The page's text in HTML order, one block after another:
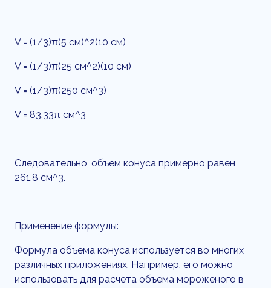
V = (1/3)π(5 см)^2(10 см)
V = (1/3)π(25 см^2)(10 см)
V = (1/3)π(250 см^3)
V = 83,33π см^3
Следовательно, объем конуса примерно равен
261,8 см^3.
Применение формулы:
Формула объема конуса используется во многих
различных приложениях. Например, его можно
использовать для расчета объема мороженого в